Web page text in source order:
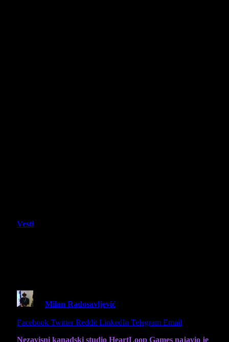
Vesti
Milan Radosavljević
Facebook Twitter Reddit LinkedIn Telegram Email
Nezavisni kanadski studio HeartLoop Games najavio je